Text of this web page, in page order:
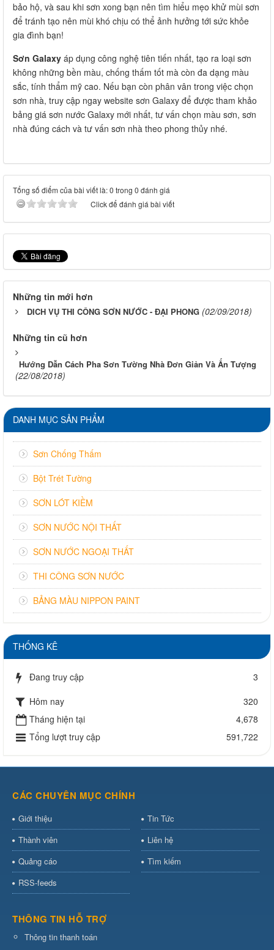
bảo hộ, và sau khi sơn xong bạn nên tìm hiểu mẹo khử mùi sơn
để tránh tạo nên mùi khó chịu có thể ảnh hưởng tới sức khỏe
gia đình bạn!
Sơn Galaxy áp dụng công nghệ tiên tiến nhất, tạo ra loại sơn
không những bền màu, chống thấm tốt mà còn đa dạng màu
sắc, tính thẩm mỹ cao. Nếu bạn còn phân vân trong việc chọn
sơn nhà, truy cập ngay website sơn Galaxy để được tham khảo
bảng giá sơn nước Galaxy mới nhất, tư vấn chọn màu sơn, sơn
nhà đúng cách và tư vấn sơn nhà theo phong thủy nhé.
Tổng số điểm của bài viết là: 0 trong 0 đánh giá
Click để đánh giá bài viết
Những tin mới hơn
DICH VỤ THI CÔNG SƠN NƯỚC - ĐẠI PHONG (02/09/2018)
Những tin cũ hơn
Hướng Dẫn Cách Pha Sơn Tường Nhà Đơn Giản Và Ấn Tượng
(22/08/2018)
DANH MỤC SẢN PHẨM
Sơn Chống Thấm
Bột Trét Tường
SƠN LÓT KIỀM
SƠN NƯỚC NỘI THẤT
SƠN NƯỚC NGOẠI THẤT
THI CÔNG SƠN NƯỚC
BẢNG MÀU NIPPON PAINT
THỐNG KÊ
Đang truy cập
3
Hôm nay
320
Tháng hiện tại
4,678
Tổng lượt truy cập
591,722
CÁC CHUYÊN MỤC CHÍNH
Giới thiệu
Tin Tức
Thành viên
Liên hệ
Quảng cáo
Tìm kiếm
RSS-feeds
THÔNG TIN HỖ TRỢ
Thông tin thanh toán